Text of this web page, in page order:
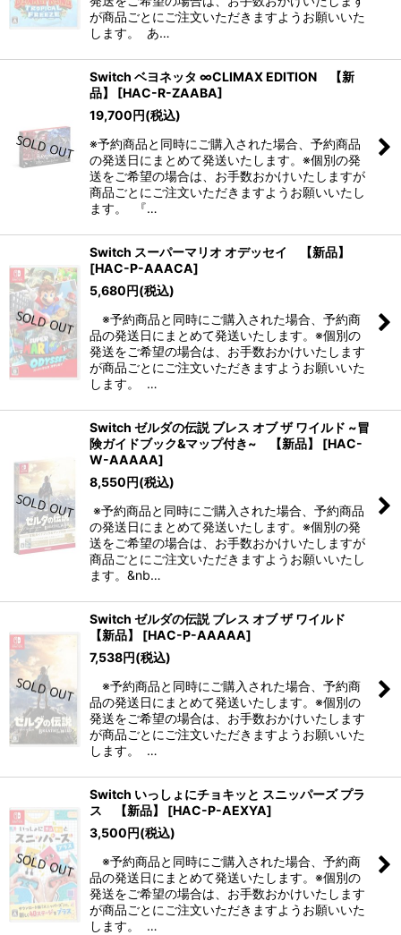
が商品ごとにご注文いただきますようお願いいた
します。 あ…
Switch ベヨネッタ ∞CLIMAX EDITION 【新
品】
[HAC-R-ZAABA]
19,700円(税込)
※予約商品と同時にご購入された場合、予約商品
の発送日にまとめて発送いたします。※個別の発
送をご希望の場合は、お手数おかけいたしますが
商品ごとにご注文いただきますようお願いいたし
ます。 『…
Switch スーパーマリオ オデッセイ 【新品】
[HAC-P-AAACA]
5,680円(税込)
※予約商品と同時にご購入された場合、予約商
品の発送日にまとめて発送いたします。※個別の
発送をご希望の場合は、お手数おかけいたします
が商品ごとにご注文いただきますようお願いいた
します。 …
Switch ゼルダの伝説 ブレス オブ ザ ワイルド ~冒
険ガイドブック&マップ付き~ 【新品】
[HAC-
W-AAAAA]
8,550円(税込)
※予約商品と同時にご購入された場合、予約商品
の発送日にまとめて発送いたします。※個別の発
送をご希望の場合は、お手数おかけいたしますが
商品ごとにご注文いただきますようお願いいたし
ます。&nb…
Switch ゼルダの伝説 ブレス オブ ザ ワイルド
【新品】
[HAC-P-AAAAA]
7,538円(税込)
※予約商品と同時にご購入された場合、予約商
品の発送日にまとめて発送いたします。※個別の
発送をご希望の場合は、お手数おかけいたします
が商品ごとにご注文いただきますようお願いいた
します。 …
Switch いっしょにチョキッと スニッパーズ プラ
ス 【新品】
[HAC-P-AEXYA]
3,500円(税込)
※予約商品と同時にご購入された場合、予約商
品の発送日にまとめて発送いたします。※個別の
発送をご希望の場合は、お手数おかけいたします
が商品ごとにご注文いただきますようお願いいた
します。 …